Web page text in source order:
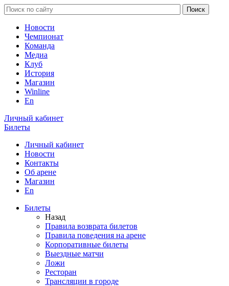
Новости
Чемпионат
Команда
Медиа
Клуб
История
Магазин
Winline
En
Личный кабинет
Билеты
Личный кабинет
Новости
Контакты
Об арене
Магазин
En
Билеты
Назад
Правила возврата билетов
Правила поведения на арене
Корпоративные билеты
Выездные матчи
Ложи
Ресторан
Трансляции в городе